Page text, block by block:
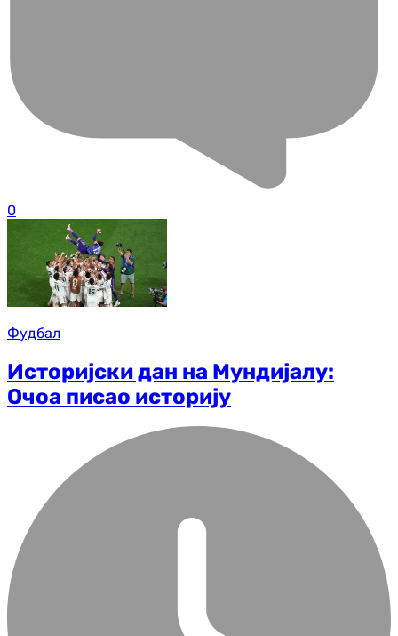
0
Фудбал
Историјски дан на Мундијалу:
Очоа писао историју